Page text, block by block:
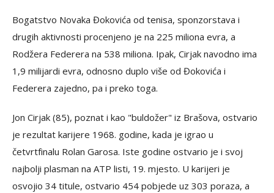
Bogatstvo Novaka Đokovića od tenisa, sponzorstava i
drugih aktivnosti procenjeno je na 225 miliona evra, a
Rodžera Federera na 538 miliona. Ipak, Cirjak navodno ima
1,9 milijardi evra, odnosno duplo više od Đokovića i
Federera zajedno, pa i preko toga.
Jon Cirjak (85), poznat i kao "buldožer" iz Brašova, ostvario
je rezultat karijere 1968. godine, kada je igrao u
četvrtfinalu Rolan Garosa. Iste godine ostvario je i svoj
najbolji plasman na ATP listi, 19. mjesto. U karijeri je
osvojio 34 titule, ostvario 454 pobjede uz 303 poraza, a